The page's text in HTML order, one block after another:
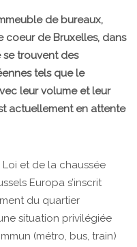
de bureaux,
coeur de Bruxelles, dans
se trouvent des
tels que le
leur volume et leur
actuellement en attente
Loi et de la chaussée
Europa s’inscrit
du quartier
situation privilégiée
(métro, bus, train)